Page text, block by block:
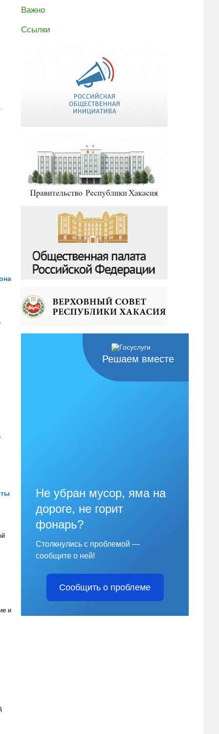
и
Важно
Ссылки
Решаем вместе
Не убран мусор, яма на
дороге, не горит
фонарь?
Столкнулись с проблемой —
сообщите о ней!
Сообщить о проблеме